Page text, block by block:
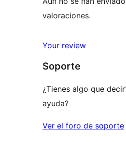
valoraciones.
Your review
Soporte
¿Tienes algo que
ayuda?
Ver el foro de soporte